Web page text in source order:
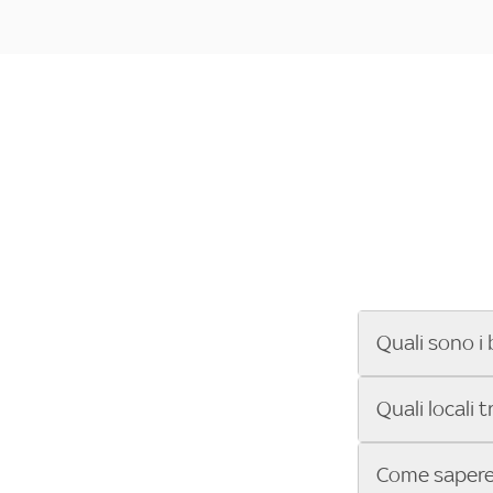
Quali sono i
Se cerchi un
ENILIVE, la
Sky Bar ti
Quali locali
Vuoi sapere
Come